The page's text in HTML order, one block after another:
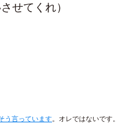
せてくれ）
う言っています。オレではないです。